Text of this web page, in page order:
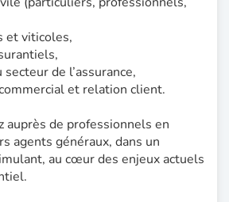
et viticoles,
de l’assurance,
et relation client.
auprès de professionnels en
agents généraux, dans un
au cœur des enjeux actuels